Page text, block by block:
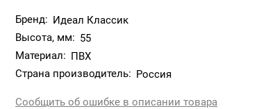
Бренд: Идеал Классик
Высота, мм: 55
Материал: ПВХ
Страна производитель: Россия
Сообщить об ошибке в описании товара